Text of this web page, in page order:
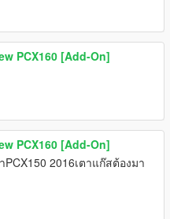
PCX160 [Add-On]
PCX160 [Add-On]
2016เตาแก๊สต้องมา